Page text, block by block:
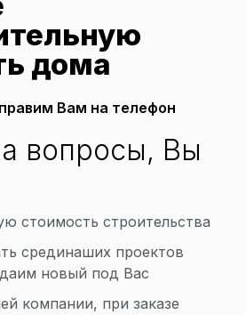
дома
Вам на телефон
вопросы, Вы
стоимость строительства
срединаших проектов
новый под Вас
компании, при заказе